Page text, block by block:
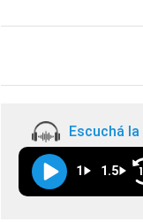
Escuchá
1 1.5